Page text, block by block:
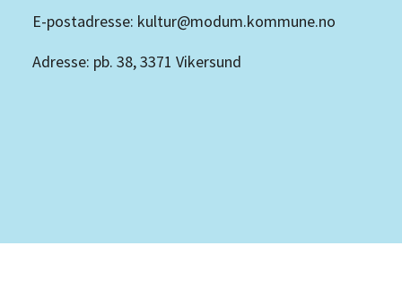
E-postadresse: kultur@modum.kommune.no
Adresse: pb. 38, 3371 Vikersund